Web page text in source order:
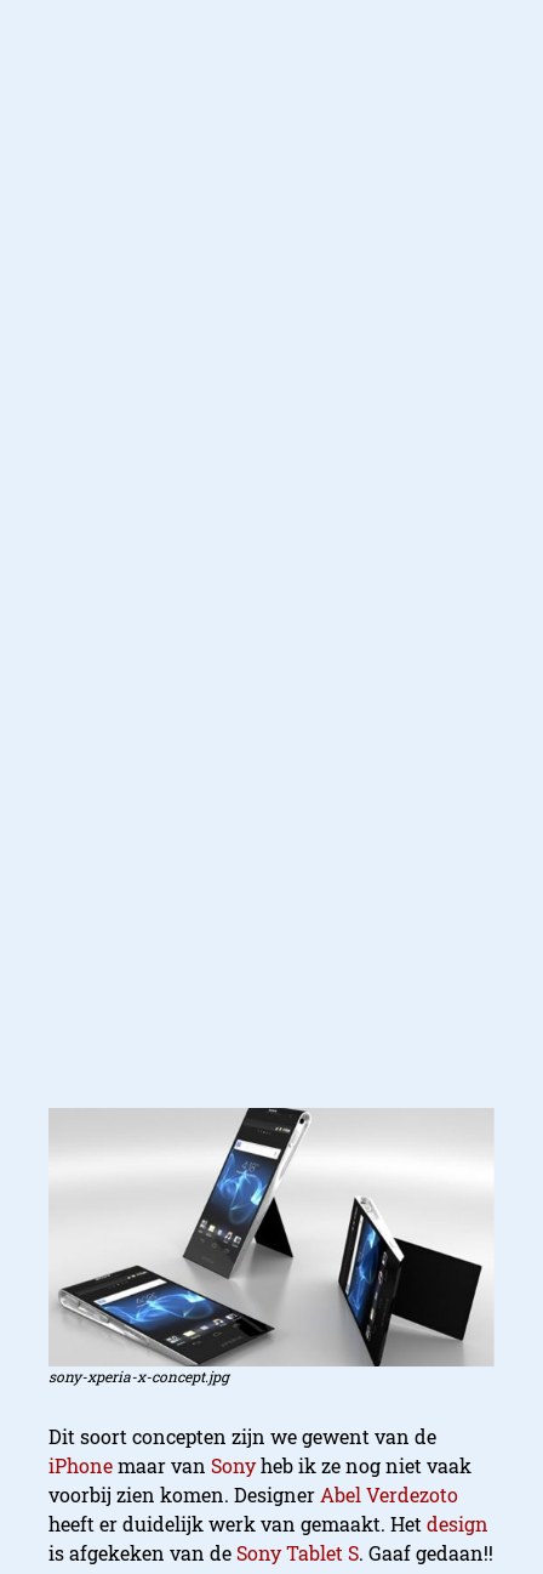
sony-xperia-x-concept.jpg
Dit soort concepten zijn we gewent van de
iPhonemaar van Sonyheb ik ze nog niet vaak
voorbij zien komen. Designer Abel Verdezoto
heeft er duidelijk werk van gemaakt. Het design
is afgekeken van deSony Tablet S. Gaaf gedaan!!